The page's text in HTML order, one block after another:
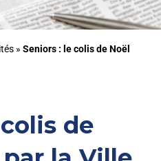
» Seniors : le colis de Noël
de